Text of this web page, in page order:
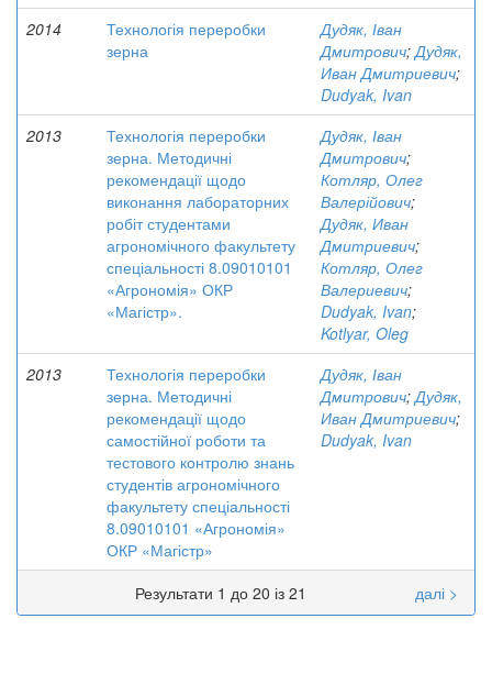
2014
Технологія переробки
зерна
Дудяк, Іван
Дмитрович;Дудяк,
Иван Дмитриевич;
Dudyak, Ivan
2013
Технологія переробки
зерна. Методичні
рекомендації щодо
виконання лабораторних
робіт студентами
агрономічного факультету
спеціальності 8.09010101
«Агрономія» ОКР
«Магістр».
Дудяк, Іван
Дмитрович;
Котляр, Олег
Валерійович;
Дудяк, Иван
Дмитриевич;
Котляр, Олег
Валериевич;
Dudyak, Ivan;
Kotlyar, Oleg
2013
Технологія переробки
зерна. Методичні
рекомендації щодо
самостійної роботи та
тестового контролю знань
студентів агрономічного
факультету спеціальності
8.09010101 «Агрономія»
ОКР «Магістр»
Дудяк, Іван
Дмитрович;Дудяк,
Иван Дмитриевич;
Dudyak, Ivan
Результати 1 до 20 із 21 далі >